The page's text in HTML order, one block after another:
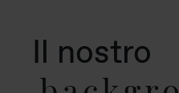
Il nostro